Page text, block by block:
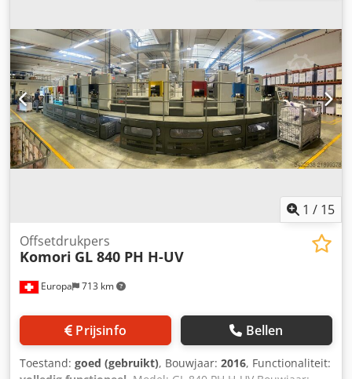
inktbakken en register - Ryobi PCS-G • Plaatinvoer:
automatisch - Ryobi semi-RPC • Automatisch wassen:
inktbakcilinders, tegenpers, offsetdekens, offsetplaten •
Stapelaar: hoog • poederinrichting • zijgeleiding met
presetsysteem • antistatisch apparaat • dubbelveldetector:
ultrasoon en mechanisch • Ryobi D matic • PDS-E Spectro
jet • Beschikbaar per 28-7-2026 • Reden van verkoop:
bedrijfsbeëindiging Technische staat: functioneel,
onderhoudsstatus en slijtage in verhouding tot de leeftijd,
dagelijkse productie, maar kan op afspraak werkend 1 / 15
Europa 713 km
Offsetdrukpers
Komori GL 840 PH H-UV
Prijsinfo Bellen
Toestand: goed (gebruikt), Bouwjaar: 2016, Functionaliteit: